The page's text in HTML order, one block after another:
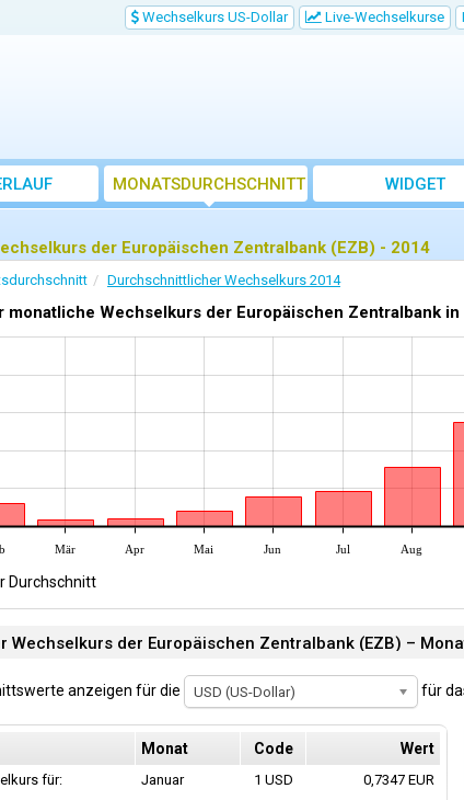
Wechselkurs US-Dollar Live-Wechselkurse
MONATSDURCHSCHNITT WIDGET
der Europäischen Zentralbank (EZB) - 2014
Durchschnittlicher Wechselkurs 2014
monatliche Wechselkurs der Europäischen Zentralbank
Mär Apr Mai Jun Jul Aug
Durchschnitt
anzeigen für die USD (US-Dollar) für
Monat Code Wert
für: Januar 1 USD
0,7347 EUR